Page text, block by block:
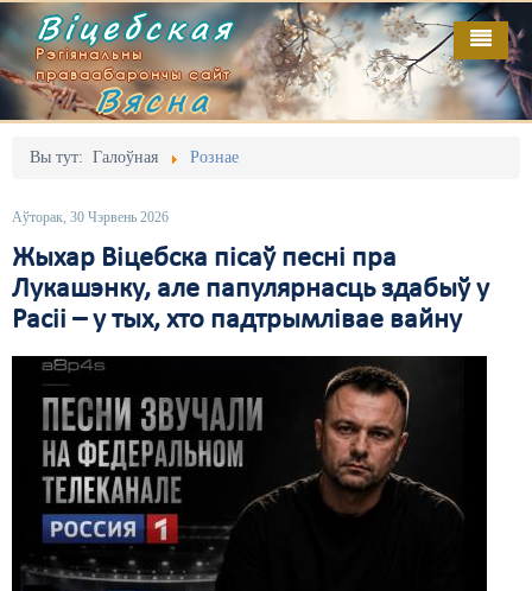
Віцебская
Рэгіянальны
праваабарончы сайт
Вясна
Вы тут: Галоўная Рознае
Аўторак, 30 Чэрвень 2026
Жыхар Віцебска пісаў песні пра
Лукашэнку, але папулярнасць здабыў у
Расіі – у тых, хто падтрымлівае вайну
Галоўная
Адміністрацыйны перасьлед
Безбар'ернае асяродзьдзе
Выбары
Дзяржава
Дыскрымінацыя
Затрыманьні
Карная псыхіятрыя
КПЧ ААН
Выданьні
Кантакт
Пра нас